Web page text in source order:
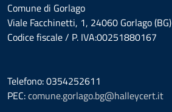
Comune di Gorlago
Viale Facchinetti, 1, 24060 Gorlago (BG)
Codice fiscale / P. IVA:00251880167
Telefono: 0354252611
PEC:comune.gorlago.bg@halleycert.it